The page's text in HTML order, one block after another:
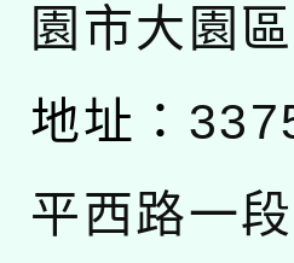
園市大園
地址：
平西路一